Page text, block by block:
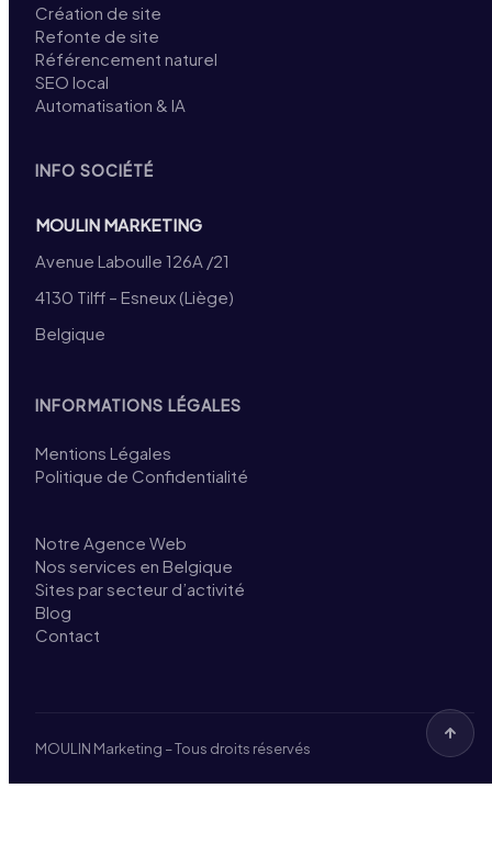
Création de site
Refonte de site
Référencement naturel
SEO local
Automatisation & IA
INFO SOCIÉTÉ
MOULIN MARKETING
Avenue Laboulle 126A /21
4130 Tilff – Esneux (Liège)
Belgique
INFORMATIONS LÉGALES
Mentions Légales
Politique de Confidentialité
Notre Agence Web
Nos services en Belgique
Sites par secteur d’activité
Blog
Contact
MOULIN Marketing – Tous droits réservés